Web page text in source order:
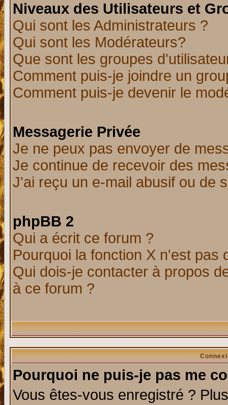
Niveaux des Utilisateurs et
Qui sont les Administrateurs ?
Qui sont les Modérateurs?
Que sont les groupes
Comment puis-je joindre un
Comment puis-je devenir le
Messagerie Privée
Je ne peux pas envoyer de
Je continue de recevoir des
J'ai reçu un e-mail abusif ou de
phpBB 2
Qui a écrit ce forum ?
Pourquoi la fonction X n'est pas
Qui dois-je contacter à propos
à ce forum ?
Pourquoi ne puis-je pas me
Vous êtes-vous enregistré ?